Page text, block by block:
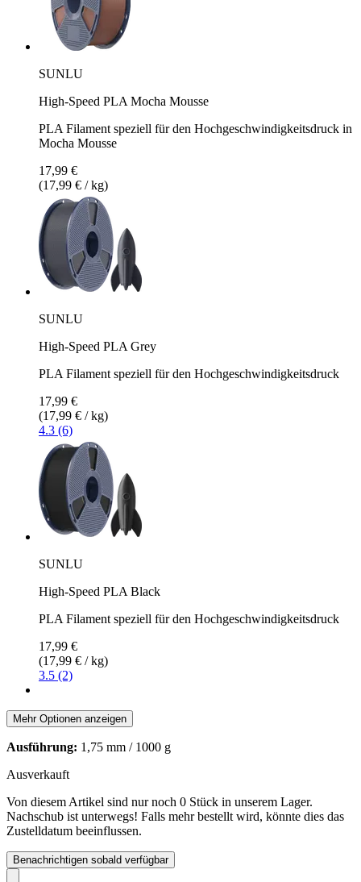
SUNLU
High-Speed PLA Mocha Mousse
PLA Filament speziell für den Hochgeschwindigkeitsdruck in
Mocha Mousse
17,99 €
(17,99 € / kg)
SUNLU
High-Speed PLA Grey
PLA Filament speziell für den Hochgeschwindigkeitsdruck
17,99 €
(17,99 € / kg)
4.3 (6)
SUNLU
High-Speed PLA Black
PLA Filament speziell für den Hochgeschwindigkeitsdruck
17,99 €
(17,99 € / kg)
3.5 (2)
Mehr Optionen anzeigen
Ausführung: 1,75 mm / 1000 g
Ausverkauft
Von diesem Artikel sind nur noch 0 Stück in unserem Lager.
Nachschub ist unterwegs! Falls mehr bestellt wird, könnte dies das
Zustelldatum beeinflussen.
Benachrichtigen sobald verfügbar